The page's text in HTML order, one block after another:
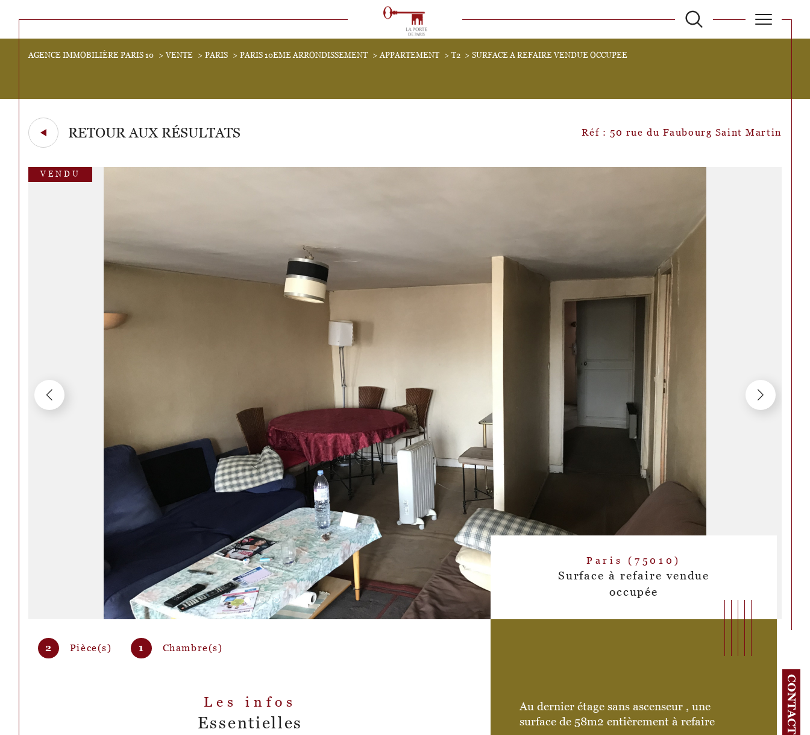
CONTACT
Acheter
TYPE DE BIEN 1 1
LOCALISATION BUDGET filtrer
VOIR LES1ANNONCES
Appartement 75001 - Paris Réinitialiser les filtres
AGENCE IMMOBILIÈRE PARIS 10 VENTE PARIS PARIS 10EME ARRONDISSEMENT APPARTEMENT T2 SURFACE A REFAIRE VENDUE OCCUPEE
RETOUR AUX RÉSULTATS Réf : 50 rue du Faubourg Saint Martin
VENDU
Paris (75010)
Surface à refaire vendue
occupée
2 Pièce(s) 1 Chambre(s)
Les infos
Essentielles
Au dernier étage sans ascenseur , une
surface de 58m2 entièrement à refaire